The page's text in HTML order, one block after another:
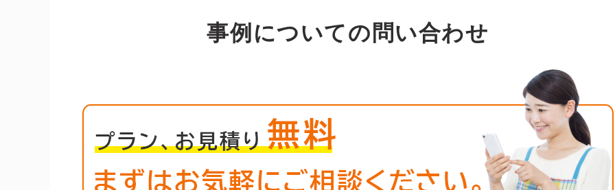
事例についての問い合わせ